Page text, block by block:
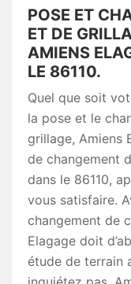
POSE ET
ET DE
AMIENS
LE 86110.
Quel que soit
la pose et le
grillage, Amiens
de changement
dans le 86110,
vous satisfaire.
changement de
Elagage doit
étude de terrain